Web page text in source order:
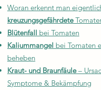
Woran erkennt man
kreuzungsgefährdete
Blütenfall bei Tomaten
Kaliummangel bei Tomaten
beheben
Kraut- und Braunfäule–
Symptome & Bekämpfung